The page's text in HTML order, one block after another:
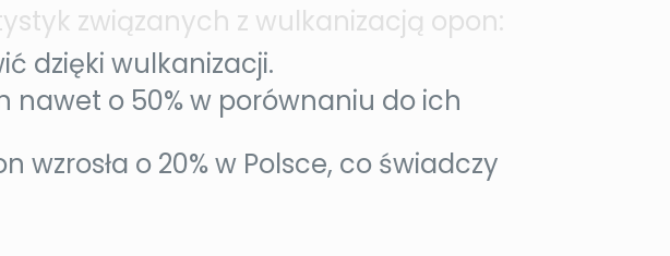
związanych z wulkanizacją opon:
dzięki wulkanizacji.
nawet o 50% w porównaniu do ich
o 20% w Polsce, co świadczy